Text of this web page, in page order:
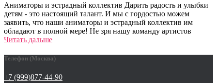
Аниматоры и эстрадный коллектив Дарить радость и улыбки
детям - это настоящий талант. И мы с гордостью можем
заявить, что наши аниматоры и эстрадный коллектив им
обладают в полной мере! Не зря нашу команду артистов
Читать дальше
Телефон (Москва)
+7 (999)877-44-90